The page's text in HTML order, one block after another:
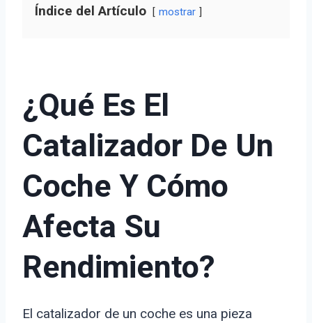
Índice del Artículo mostrar
¿Qué Es El
Catalizador De Un
Coche Y Cómo
Afecta Su
Rendimiento?
El catalizador de un coche es una pieza